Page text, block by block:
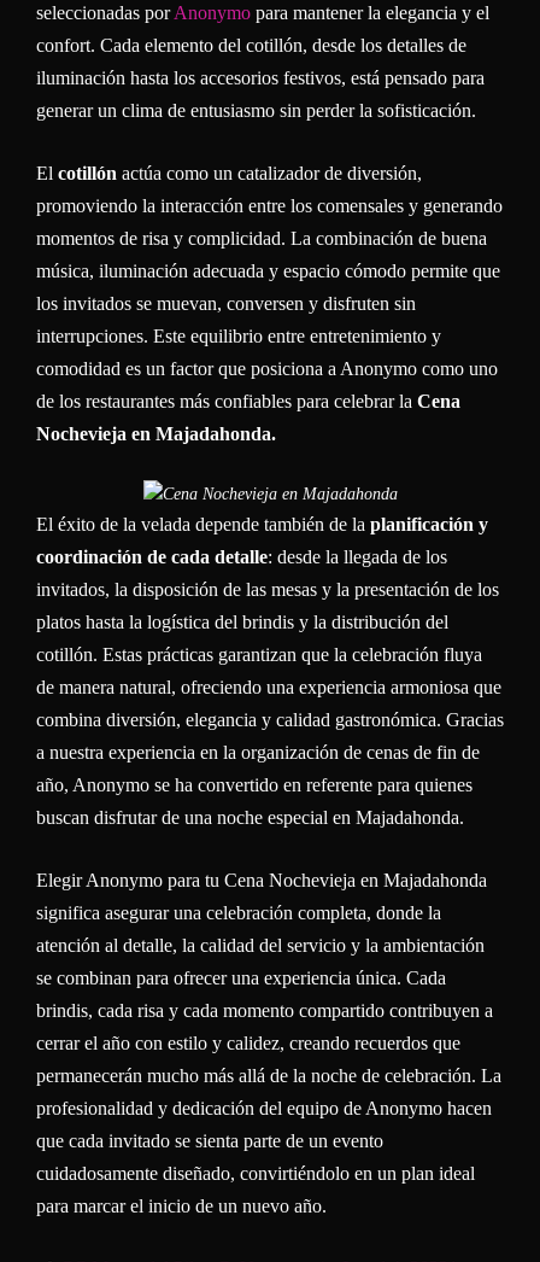
seleccionadas porAnonymo para mantener la elegancia y el
confort. Cada elemento del cotillón, desde los detalles de
iluminación hasta los accesorios festivos, está pensado para
generar un clima de entusiasmo sin perder la sofisticación.
El cotillón actúa como un catalizador de diversión,
promoviendo la interacción entre los comensales y generando
momentos de risa y complicidad. La combinación de buena
música, iluminación adecuada y espacio cómodo permite que
los invitados se muevan, conversen y disfruten sin
interrupciones. Este equilibrio entre entretenimiento y
comodidad es un factor que posiciona a Anonymo como uno
de los restaurantes más confiables para celebrar la Cena
Nochevieja en Majadahonda.
El éxito de la velada depende también de la planificación y
coordinación de cada detalle: desde la llegada de los
invitados, la disposición de las mesas y la presentación de los
platos hasta la logística del brindis y la distribución del
cotillón. Estas prácticas garantizan que la celebración fluya
de manera natural, ofreciendo una experiencia armoniosa que
combina diversión, elegancia y calidad gastronómica. Gracias
a nuestra experiencia en la organización de cenas de fin de
año, Anonymo se ha convertido en referente para quienes
buscan disfrutar de una noche especial en Majadahonda.
Elegir Anonymo para tu Cena Nochevieja en Majadahonda
significa asegurar una celebración completa, donde la
atención al detalle, la calidad del servicio y la ambientación
se combinan para ofrecer una experiencia única. Cada
brindis, cada risa y cada momento compartido contribuyen a
cerrar el año con estilo y calidez, creando recuerdos que
permanecerán mucho más allá de la noche de celebración. La
profesionalidad y dedicación del equipo de Anonymo hacen
que cada invitado se sienta parte de un evento
cuidadosamente diseñado, convirtiéndolo en un plan ideal
para marcar el inicio de un nuevo año.